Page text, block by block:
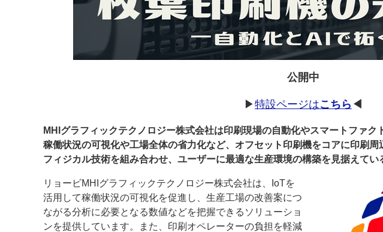
購読・購入申し込み サイトポリシー お問い合わせ
公開中
▶特設ページはこちら ◀
MHIグラフィックテクノロジー株式会社は印刷現場の自動化やスマートファ
稼働状況の可視化や工場全体の省力化など、オフセット印刷機をコアに印刷
フィジカル技術を組み合わせ、ユーザーに最適な生産環境の構築を見据えてい
リョービMHIグラフィックテクノロジー株式会社は、IoTを
活用して稼働状況の可視化を促進し、生産工場の改善案につ
ながる分析に必要となる数値などを把握できるソリューショ
ンを提供しています。また、印刷オペレーターの負担を軽減